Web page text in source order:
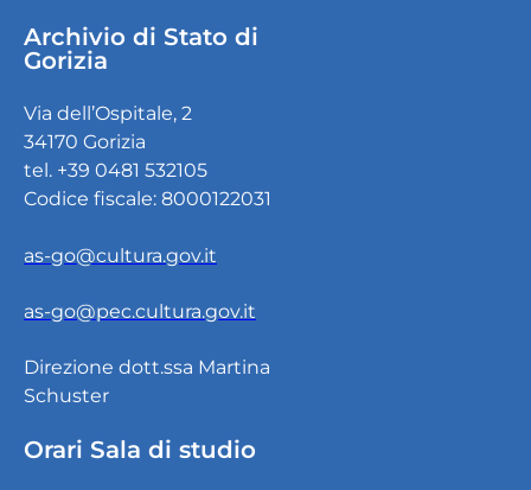
Archivio di Stato di
Gorizia
Via dell’Ospitale, 2
34170 Gorizia
tel. +39 0481 532105
Codice fiscale: 8000122031
as-go@cultura.gov.it
as-go@pec.cultura.gov.it
Direzione dott.ssa Martina
Schuster
Orari Sala di studio